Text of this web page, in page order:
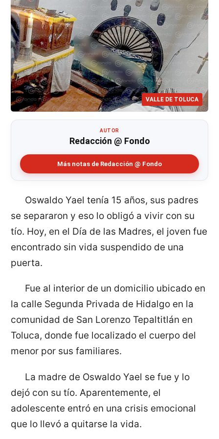
VALLE DE TOLUCA
AUTOR
Redacción @ Fondo
Más notas de Redacción @ Fondo
Oswaldo Yael tenía 15 años, sus padres
se separaron y eso lo obligó a vivir con su
tío. Hoy, en el Día de las Madres, el joven fue
encontrado sin vida suspendido de una
puerta.
Fue al interior de un domicilio ubicado en
la calle Segunda Privada de Hidalgo en la
comunidad de San Lorenzo Tepaltitlán en
Toluca, donde fue localizado el cuerpo del
menor por sus familiares.
La madre de Oswaldo Yael se fue y lo
dejó con su tío. Aparentemente, el
adolescente entró en una crisis emocional
que lo llevó a quitarse la vida.